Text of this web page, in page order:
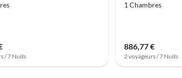
/ 7 Nuits
1 Chambres
886,77 €
2 voyageurs / 7 Nuits